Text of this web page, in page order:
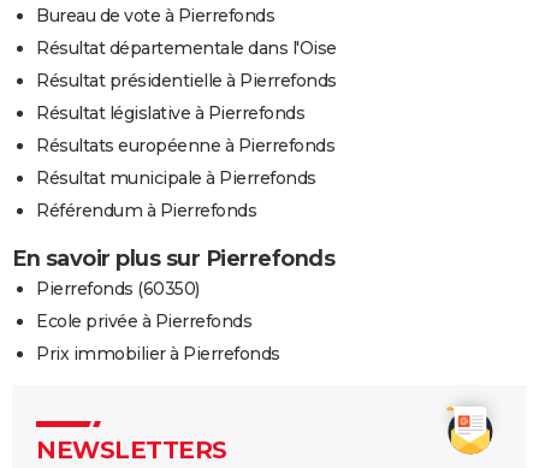
Bureau de vote à Pierrefonds
Résultat départementale dans l'Oise
Résultat présidentielle à Pierrefonds
Résultat législative à Pierrefonds
Résultats européenne à Pierrefonds
Résultat municipale à Pierrefonds
Référendum à Pierrefonds
En savoir plus sur Pierrefonds
Pierrefonds (60350)
Ecole privée à Pierrefonds
Prix immobilier à Pierrefonds
NEWSLETTERS